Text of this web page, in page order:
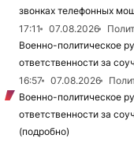
звонках телефонных
17:11
07.08.2026
Военно-политическое
ответственности за
16:57
07.08.2026
Военно-политическое
ответственности за
(подробно)